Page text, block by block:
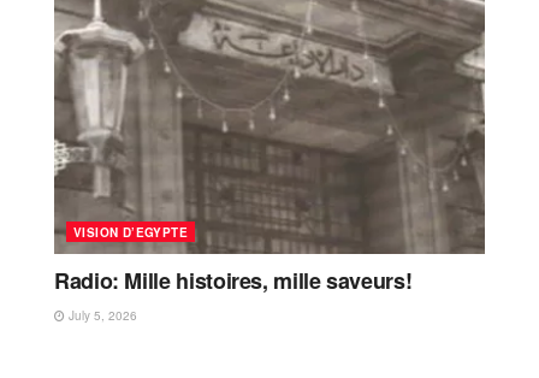
VISION D’EGYPTE
Radio: Mille histoires, mille saveurs!
July 5, 2026